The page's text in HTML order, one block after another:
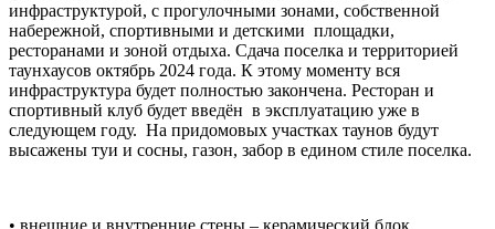
инфраструктурой, с прогулочными зонами, собственной
набережной, спортивными и детскими площадки,
ресторанами и зоной отдыха. Сдача поселка и территорией
таунхаусов октябрь 2024 года. К этому моменту вся
инфраструктура будет полностью закончена. Ресторан и
спортивный клуб будет введён в эксплуатацию уже в
следующем году. На придомовых участках таунов будут
высажены туи и сосны, газон, забор в едином стиле поселка.
• внешние и внутренние стены – керамический блок